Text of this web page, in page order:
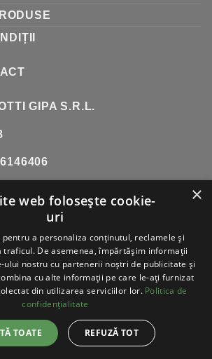
GIPA S.R.L.
OLTENITEI, NR. 181, POPESTI-
DANUBIANA)
PAYPALSTRIPEMASTERCARD
CASH
- COPYRIGHT 2026 ©TOATE
REZERVATE
×
web folosește cookie-
uri
pentru a personaliza conținutul, reclamele și
traficul. De asemenea, împărtășim informații
ului nostru cu partenerii noștri de publicitate și
cu alte informații pe care le-ați furnizat
din utilizarea serviciilor lor. Politica de
confidențialitate
TOATE REFUZĂ TOT